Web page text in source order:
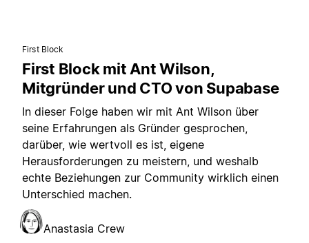
First Block
First Block mit Ant Wilson,
Mitgründer und CTO von Supabase
In dieser Folge haben wir mit Ant Wilson über
seine Erfahrungen als Gründer gesprochen,
darüber, wie wertvoll es ist, eigene
Herausforderungen zu meistern, und weshalb
echte Beziehungen zur Community wirklich einen
Unterschied machen.
Anastasia Crew